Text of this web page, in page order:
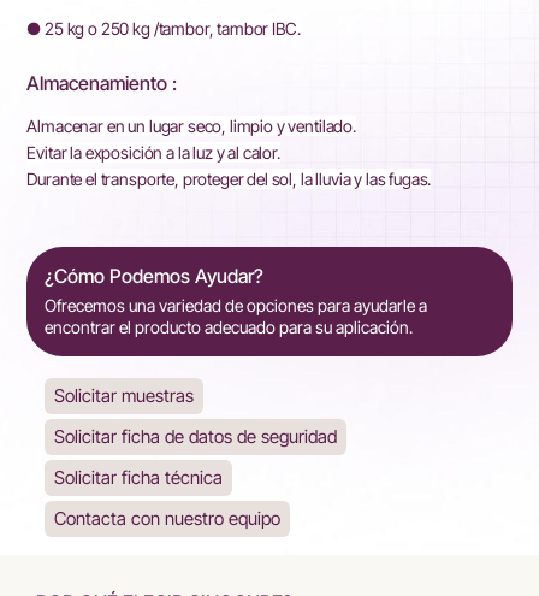
● 25 kg o 250 kg /tambor, tambor IBC.
Almacenamiento :
Almacenar en un lugar seco, limpio y ventilado.
Evitar la exposición a la luz y al calor.
Durante el transporte, proteger del sol, la lluvia y las fugas.
¿Cómo Podemos Ayudar?
Ofrecemos una variedad de opciones para ayudarle a
encontrar el producto adecuado para su aplicación.
Solicitar muestras
Solicitar ficha de datos de seguridad
Solicitar ficha técnica
Contacta con nuestro equipo